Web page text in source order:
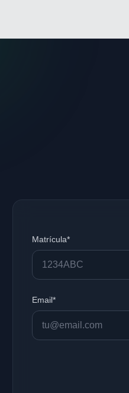
Matrícula*
Email*